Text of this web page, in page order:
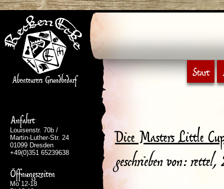
Start
Anfahrt
Louisenstr. 70b /
Martin-Luther-Str. 24
01099 Dresden
+49(0)351 65239638
Öffnungszeiten
Mo 12-18
Dice Masters Little
geschrieben von: